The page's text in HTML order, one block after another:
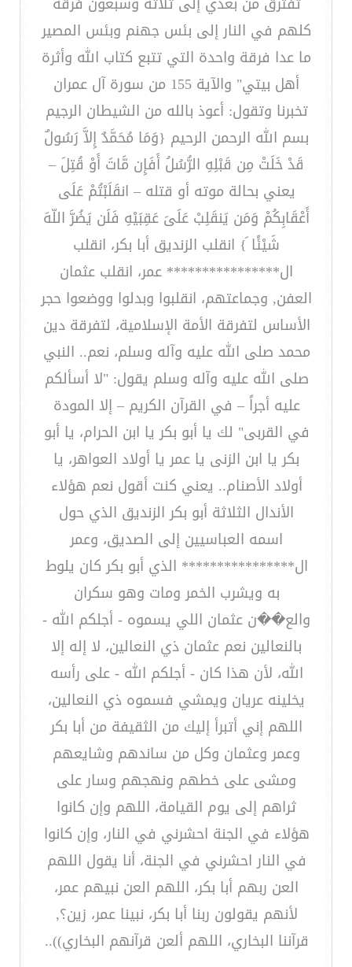
كلهم في النار إلى بئس جهنم وبئس المصير
ما عدا فرقة واحدة التي تتبع كتاب الله وأثرة
أهل بيتي" والآية 155 من سورة آل عمران
تخبرنا وتقول: أعوذ بالله من الشيطان الرجيم
بسم الله الرحمن الرحيم {وَمَا مُحَمَّدٌ إِلاَّ رَسُولٌ
قَدْ خَلَتْ مِن قَبْلِهِ الرُّسُلُ أَفَإِن مَّاتَ أَوْ قُتِلَ –
يعني بحالة موته أو قتله – انقَلَبْتُمْ عَلَى
أَعْقَابِكُمْ وَمَن يَنقَلِبْ عَلَىَ عَقِبَيْهِ فَلَن يَضُرَّ اللّهَ
شَيْئًا َ} انقلب الزنديق أبا بكر، انقلب
ال**************** عمر، انقلب عثمان
العفن, وجماعتهم، انقلبوا وبدلوا ووضعوا حجر
الأساس لتفرقة الأمة الإسلامية، لتفرقة دين
محمد صلى الله عليه وآله وسلم، نعم.. النبي
صلى الله عليه وآله وسلم يقول: "لا أسألكم
عليه أجراً – في القرآن الكريم – إلا المودة
في القربى" لك يا أبو بكر يا ابن الحرام، يا أبو
بكر يا ابن الزنى يا عمر يا أولاد العواهر، يا
أولاد الأصنام.. يعني كنت أقول نعم هؤلاء
الأندال الثلاثة أبو بكر الزنديق الذي حول
اسمه العباسيين إلى الصديق، وعمر
ال**************** الذي أبو بكر كان يلوط
به ويشرب الخمر ومات وهو سكران
والع��ن عثمان اللي يسموه - أجلكم الله -
بالنعالين نعم عثمان ذي النعالين، لا إله إلا
الله، لأن هذا كان - أجلكم الله - على رأسه
يخلينه عريان ويمشي فسموه ذي النعالين،
اللهم إني أتبرأ إليك من الثقيفة من أبا بكر
وعمر وعثمان وكل من ساندهم وشايعهم
ومشى على خطهم ونهجهم وسار على
ثراهم إلى يوم القيامة، اللهم وإن كانوا
هؤلاء في الجنة احشرني في النار، وإن كانوا
في النار احشرني في الجنة، أنا يقول اللهم
العن ربهم أبا بكر، اللهم العن نبيهم عمر،
لأنهم يقولون ربنا أبا بكر، نبينا عمر، زين؟,
قرآننا البخاري، اللهم ألعن قرآنهم البخاري))..